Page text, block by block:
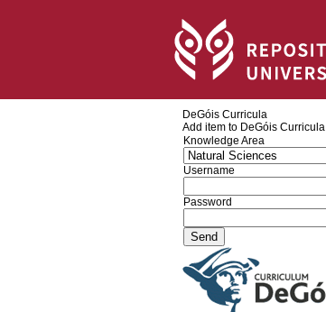
DeGóis Curricula
Add item to DeGóis Curricula
Knowledge Area
Username
Password